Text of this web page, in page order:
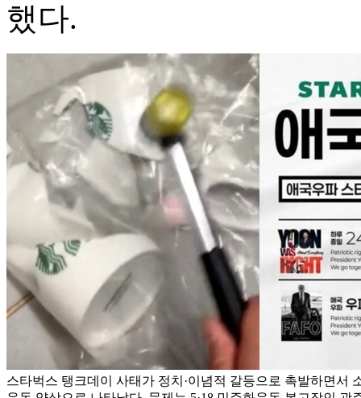
했다.
스타벅스 탱크데이 사태가 정치·이념적 갈등으로 촉발하면서